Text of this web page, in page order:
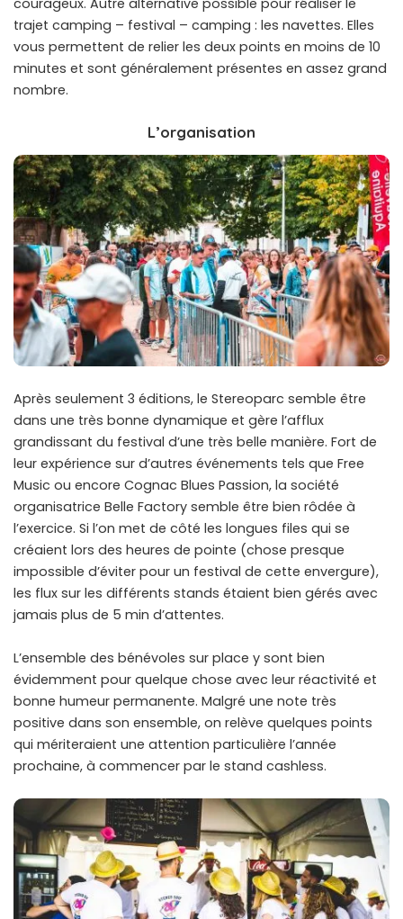
trajet camping – festival – camping : les navettes. Elles
vous permettent de relier les deux points en moins de 10
minutes et sont généralement présentes en assez grand
nombre.
L’organisation
Après seulement 3 éditions, le Stereoparc semble être
dans une très bonne dynamique et gère l’afflux
grandissant du festival d’une très belle manière. Fort de
leur expérience sur d’autres événements tels que Free
Music ou encore Cognac Blues Passion, la société
organisatrice Belle Factory semble être bien rôdée à
l’exercice. Si l’on met de côté les longues files qui se
créaient lors des heures de pointe (chose presque
impossible d’éviter pour un festival de cette envergure),
les flux sur les différents stands étaient bien gérés avec
jamais plus de 5 min d’attentes.
L’ensemble des bénévoles sur place y sont bien
évidemment pour quelque chose avec leur réactivité et
bonne humeur permanente. Malgré une note très
positive dans son ensemble, on relève quelques points
qui mériteraient une attention particulière l’année
prochaine, à commencer par le stand cashless.